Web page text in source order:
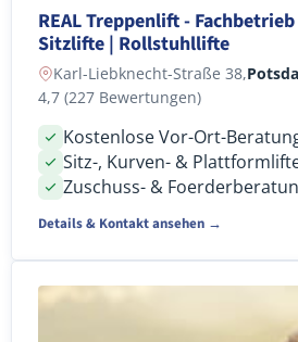
REAL Treppenlift -
Sitzlifte | Rollstuhllifte
Karl-Liebknecht-Straße 38,
4,7 (227 Bewertungen)
Kostenlose Vor-Ort-
Sitz-, Kurven- &
Zuschuss- &
Details & Kontakt ansehen →